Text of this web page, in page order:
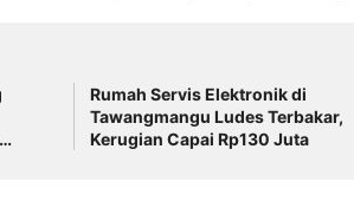
Rumah Servis Elektronik di
Tawangmangu Ludes Terbakar,
Kerugian Capai Rp130 Juta